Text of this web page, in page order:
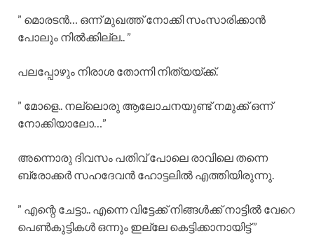
” മൊരടൻ… ഒന്ന് മുഖത്ത് നോക്കി സംസാരിക്കാൻ
പോലും നിൽക്കില്ല.. ”
പലപ്പോഴും നിരാശ തോന്നി നിത്യയ്ക്ക്.
” മോളെ.. നല്ലൊരു ആലോചനയുണ്ട് നമുക്ക് ഒന്ന്
നോക്കിയാലോ…”
അന്നൊരു ദിവസം പതിവ് പോലെ രാവിലെ തന്നെ
ബ്രോക്കർ സഹദേവൻ ഹോട്ടലിൽ എത്തിയിരുന്നു.
” എന്റെ ചേട്ടാ.. എന്നെ വിട്ടേക്ക് നിങ്ങൾക്ക് നാട്ടിൽ വേറെ
പെൺകുട്ടികൾ ഒന്നും ഇല്ലേ കെട്ടിക്കാനായിട്ട് ”